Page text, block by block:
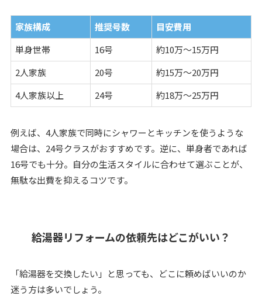
家族構成 推奨号数
目安費用
単身世帯
16号
約10万〜15万円
2人家族
20号
約15万〜20万円
4人家族以上
24号 約18万〜25万円
例えば、4人家族で同時にシャワーとキッチンを使うような
場合は、24号クラスがおすすめです。逆に、単身者であれば
16号でも十分。自分の生活スタイルに合わせて選ぶことが、
無駄な出費を抑えるコツです。
給湯器リフォームの依頼先はどこがいい？
「給湯器を交換したい」と思っても、どこに頼めばいいのか
迷う方は多いでしょう。